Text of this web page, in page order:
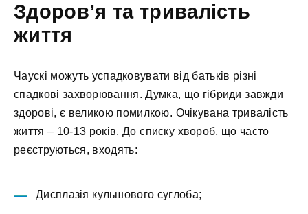
Здоров’я та тривалість
життя
Чаускі можуть успадковувати від батьків різні
спадкові захворювання. Думка, що гібриди завжди
здорові, є великою помилкою. Очікувана тривалість
життя – 10-13 років. До списку хвороб, що часто
реєструються, входять:
Дисплазія кульшового суглоба;